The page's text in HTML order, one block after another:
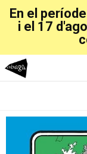
En el
i el 17